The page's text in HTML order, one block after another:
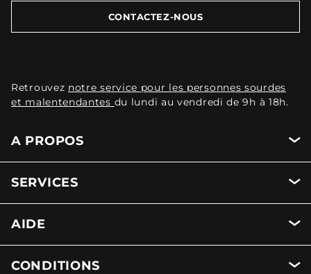
CONTACTEZ-NOUS
Retrouvez notre service pour les personnes sourdes
et malentendantes du lundi au vendredi de 9h à 18h.
A PROPOS
SERVICES
AIDE
CONDITIONS